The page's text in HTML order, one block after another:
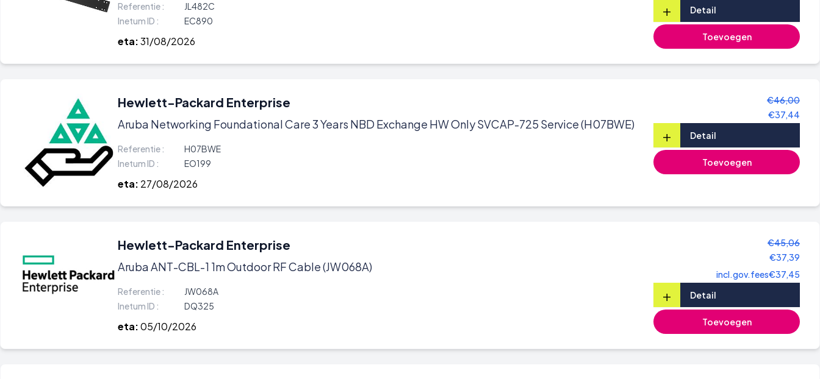
Referentie :
JL482C
Inetum ID :
EC890
eta:31/08/2026
+ Detail
Toevoegen
Hewlett-Packard Enterprise
Aruba Networking Foundational Care 3 Years NBD Exchange HW Only SVCAP-725 Service (H07BWE)
Referentie :
H07BWE
Inetum ID :
EO199
eta: 27/08/2026
€46,00
€37,44
+ Detail
Toevoegen
Hewlett-Packard Enterprise
Aruba ANT-CBL-1 1m Outdoor RF Cable (JW068A)
Referentie :
JW068A
Inetum ID :
DQ325
eta:05/10/2026
€45,06
€37,39
incl.gov.fees€37,45
+ Detail
Toevoegen